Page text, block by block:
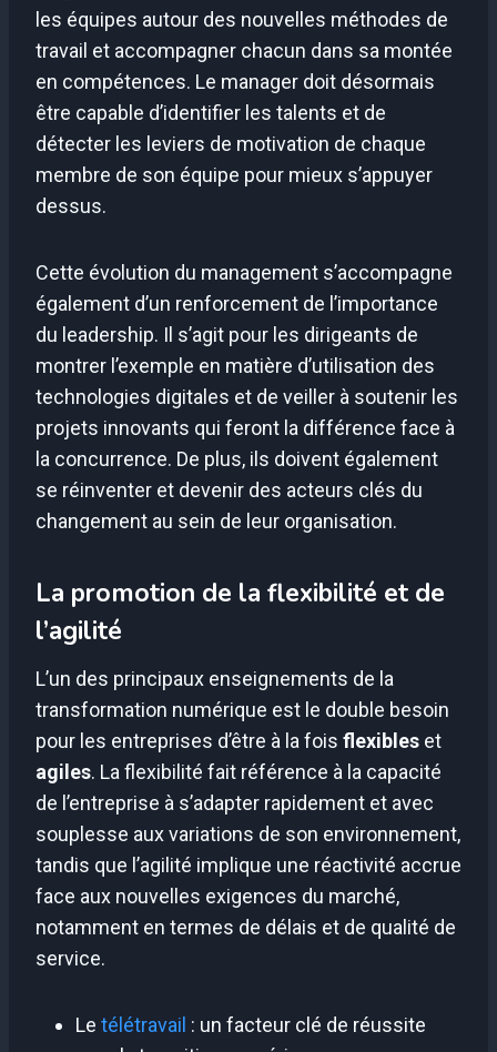
les équipes autour des nouvelles méthodes de
travail et accompagner chacun dans sa montée
en compétences. Le manager doit désormais
être capable d’identifier les talents et de
détecter les leviers de motivation de chaque
membre de son équipe pour mieux s’appuyer
dessus.
Cette évolution du management s’accompagne
également d’un renforcement de l’importance
du leadership. Il s’agit pour les dirigeants de
montrer l’exemple en matière d’utilisation des
technologies digitales et de veiller à soutenir les
projets innovants qui feront la différence face à
la concurrence. De plus, ils doivent également
se réinventer et devenir des acteurs clés du
changement au sein de leur organisation.
La promotion de la flexibilité et de
l’agilité
L’un des principaux enseignements de la
transformation numérique est le double besoin
pour les entreprises d’être à la fois flexibles et
agiles. La flexibilité fait référence à la capacité
de l’entreprise à s’adapter rapidement et avec
souplesse aux variations de son environnement,
tandis que l’agilité implique une réactivité accrue
face aux nouvelles exigences du marché,
notamment en termes de délais et de qualité de
service.
Le télétravail : un facteur clé de réussite